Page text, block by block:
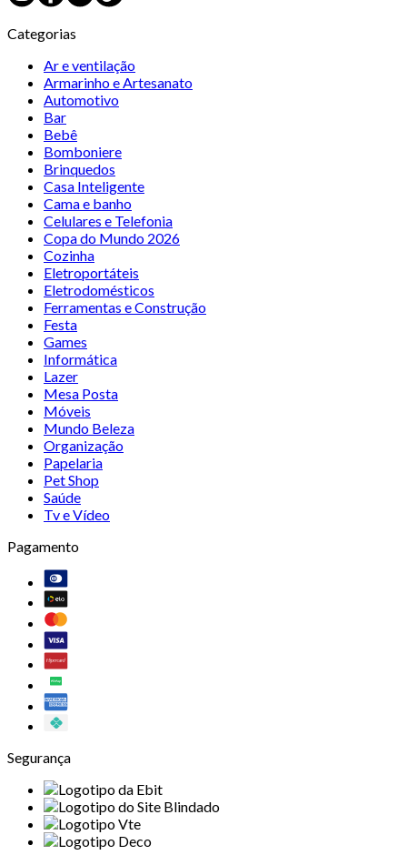
Categorias
Ar e ventilação
Armarinho e Artesanato
Automotivo
Bar
Bebê
Bomboniere
Brinquedos
Casa Inteligente
Cama e banho
Celulares e Telefonia
Copa do Mundo 2026
Cozinha
Eletroportáteis
Eletrodomésticos
Ferramentas e Construção
Festa
Games
Informática
Lazer
Mesa Posta
Móveis
Mundo Beleza
Organização
Papelaria
Pet Shop
Saúde
Tv e Vídeo
Pagamento
Segurança